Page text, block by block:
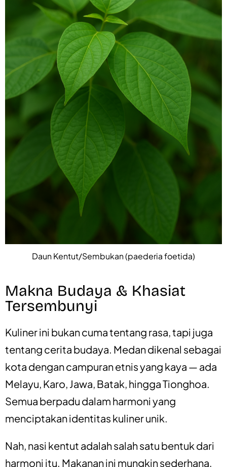
Daun Kentut/Sembukan (paederia foetida)
Makna Budaya & Khasiat
Tersembunyi
Kuliner ini bukan cuma tentang rasa, tapi juga
tentang cerita budaya. Medan dikenal sebagai
kota dengan campuran etnis yang kaya — ada
Melayu, Karo, Jawa, Batak, hingga Tionghoa.
Semua berpadu dalam harmoni yang
menciptakan identitas kuliner unik.
Nah, nasi kentut adalah salah satu bentuk dari
harmoni itu. Makanan ini mungkin sederhana,